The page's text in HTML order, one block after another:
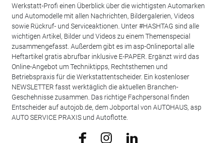
Werkstatt-Profi einen Überblick über die wichtigsten Automarken
und Automodelle mit allen Nachrichten, Bildergalerien, Videos
sowie Rückruf- und Serviceaktionen. Unter #HASHTAG sind alle
wichtigen Artikel, Bilder und Videos zu einem Themenspecial
zusammengefasst. Außerdem gibt es im asp-Onlineportal alle
Heftartikel gratis abrufbar inklusive E-PAPER. Ergänzt wird das
Online-Angebot um Techniktipps, Rechtsthemen und
Betriebspraxis für die Werkstattentscheider. Ein kostenloser
NEWSLETTER fasst werktäglich die aktuellen Branchen-
Geschehnisse zusammen. Das richtige Fachpersonal finden
Entscheider auf autojob.de, dem Jobportal von AUTOHAUS, asp
AUTO SERVICE PRAXIS und Autoflotte.